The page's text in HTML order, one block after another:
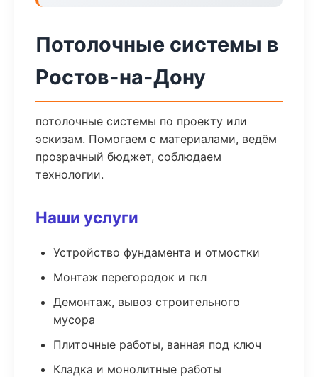
Потолочные системы в
Ростов-на-Дону
потолочные системы по проекту или
эскизам. Помогаем с материалами, ведём
прозрачный бюджет, соблюдаем
технологии.
Наши услуги
Устройство фундамента и отмостки
Монтаж перегородок и гкл
Демонтаж, вывоз строительного
мусора
Плиточные работы, ванная под ключ
Кладка и монолитные работы